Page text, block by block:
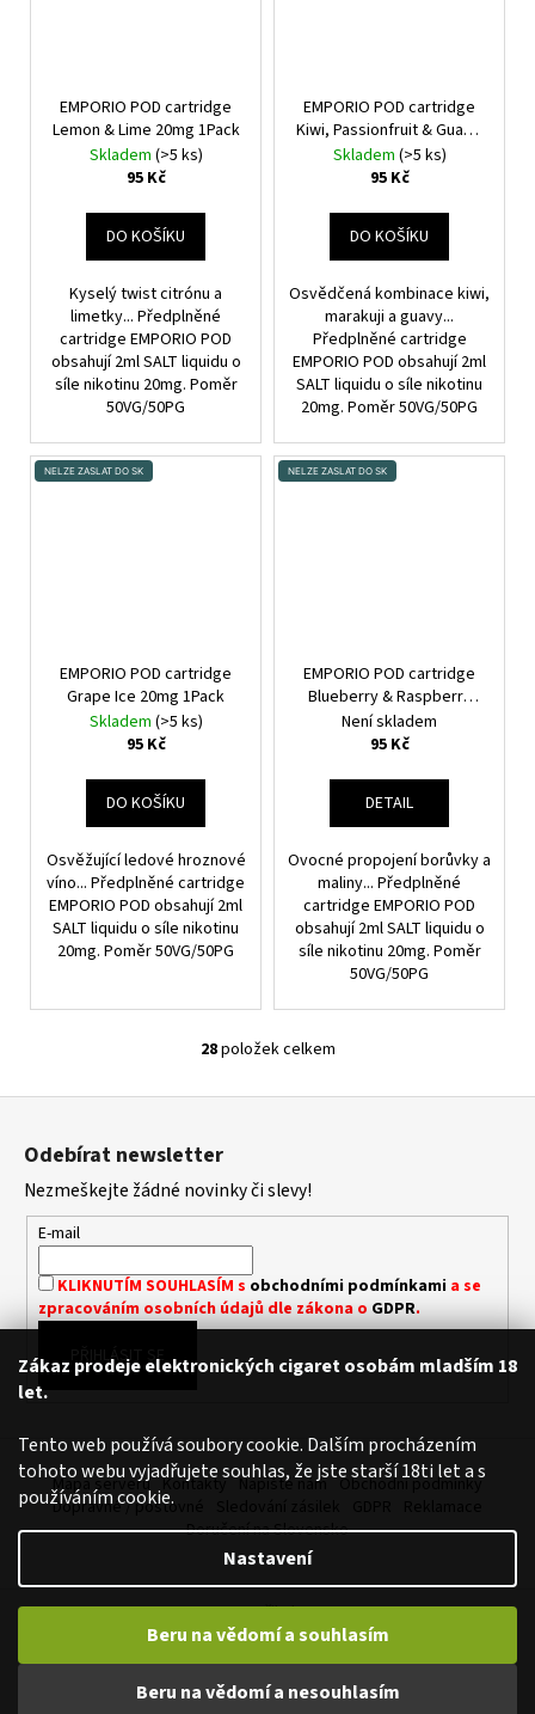
Zákaz prodeje elektronických cigaret osobám mladším 18
let.
Tento web používá soubory cookie. Dalším procházením
tohoto webu vyjadřujete souhlas, že jste starší 18ti let a s
používáním cookie.
Nastavení
Beru na vědomí a nesouhlasím
Beru na vědomí a souhlasím
EMPORIO POD cartridge
Lemon & Lime 20mg 1Pack
Skladem (>5 ks)
95 Kč
DO KOŠÍKU
Kyselý twist citrónu a
limetky... Předplněné
cartridge EMPORIO POD
obsahují 2ml SALT liquidu o
síle nikotinu 20mg. Poměr
50VG/50PG
EMPORIO POD cartridge
Kiwi, Passionfruit & Guawa
20mg 1Pack
Skladem (>5 ks)
95 Kč
DO KOŠÍKU
Osvědčená kombinace kiwi,
marakuji a guavy...
Předplněné cartridge
EMPORIO POD obsahují 2ml
SALT liquidu o síle nikotinu
20mg. Poměr 50VG/50PG
NELZE ZASLAT DO SK
EMPORIO POD cartridge
Grape Ice 20mg 1Pack
Skladem (>5 ks)
95 Kč
DO KOŠÍKU
Osvěžující ledové hroznové
víno... Předplněné cartridge
EMPORIO POD obsahují 2ml
SALT liquidu o síle nikotinu
20mg. Poměr 50VG/50PG
NELZE ZASLAT DO SK
EMPORIO POD cartridge
Blueberry & Raspberry
20mg 1Pack
Není skladem
95 Kč
DETAIL
Ovocné propojení borůvky a
maliny... Předplněné
cartridge EMPORIO POD
obsahují 2ml SALT liquidu o
síle nikotinu 20mg. Poměr
50VG/50PG
O
V
A
C
P
R
V
K
Y
Ý
P
I
U
28položek celkem
Z
Odebírat newsletter
Nezmeškejte žádné novinky či slevy!
E-mail
KLIKNUTÍM SOUHLASÍM s obchodními podmínkamia se
zpracováním osobních údajů dle zákona o GDPR.
PŘIHLÁSIT SE
Mapa serveru Kontakty Napište nám Obchodní podmínky
Dopravné / poštovné
Doručení na Slovensko
Vytvořil Shoptet
Royalvape.cz - Vaše království vapingu
práva vyhrazena.Upravit nastavení cookies